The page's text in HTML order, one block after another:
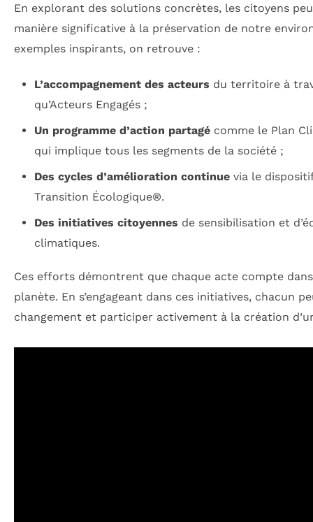
En explorant des solutions concrètes, les citoyens
manière significative à la préservation de notre
exemples inspirants, on retrouve :
L’accompagnement des acteurs du territoire à
qu’Acteurs Engagés ;
Un programme d’action partagécomme le Plan
qui implique tous les segments de la société ;
Des cycles d’amélioration continuevia le
Transition Écologique®.
Des initiatives citoyennes de sensibilisation et
climatiques.
Ces efforts démontrent que chaque acte compte
planète. En s’engageant dans ces initiatives, chacun
changement et participer activement à la création